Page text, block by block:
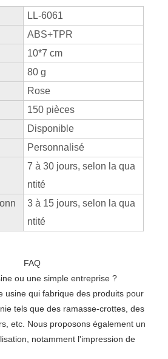
LL-6061
ABS+TPR
10*7 cm
80 g
Rose
150 pièces
Disponible
Personnalisé
7 à 30 jours, selon la qua
ntité
3 à 15 jours, selon la qua
ntité
FAQ
ou une simple entreprise ?
usine qui fabrique des produits pour
tels que des ramasse-crottes, des
etc. Nous proposons également un
notamment l'impression de